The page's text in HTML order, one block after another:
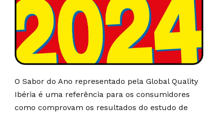
O Sabor do Ano representado pela Global Quality
Ibéria é uma referência para os consumidores
como comprovam os resultados do estudo de